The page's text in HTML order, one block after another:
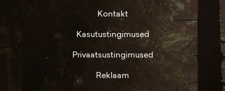
Kontakt
Kasutustingimused
Privaatsustingimused
Reklaam